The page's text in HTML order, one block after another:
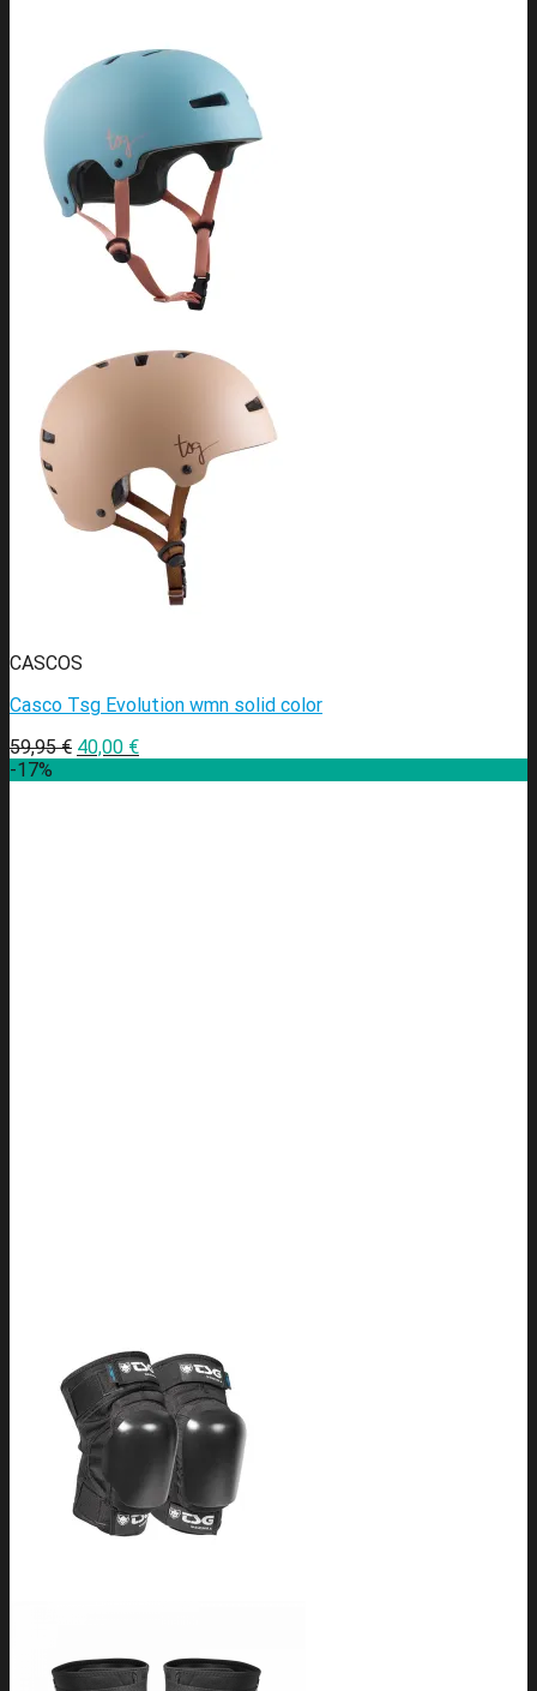
CASCOS
Casco Tsg Evolution wmn solid color
59,95€ 40,00 €
-17%